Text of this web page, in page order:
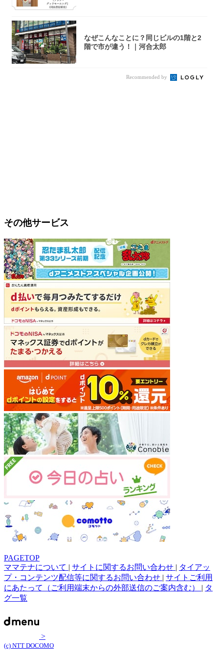
なぜこんなことに？同じビルの1階と2
階で市が違う！｜河合太郎
Recommended by
その他サービス
PAGETOP
ママテナについて | サイトに関するお問い合わせ | タイアッ
プ・コンテンツ配信等に関するお問い合わせ | サイトご利用
にあたって（ご利用端末からの外部送信のご案内含む） | タ
グ一覧
>
(c) NTT DOCOMO